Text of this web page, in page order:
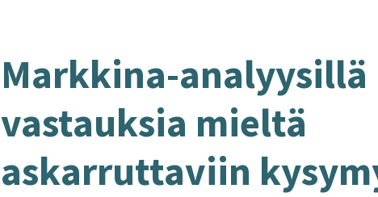
Markkina-​analyysillä
vas­tauk­sia miel­tä
as­kar­rut­ta­viin